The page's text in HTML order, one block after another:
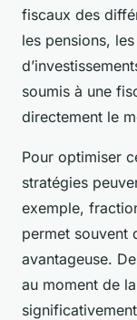
fiscaux des
les pensions,
soumis à une
directement le
Pour optimiser
stratégies
exemple,
permet souvent
avantageuse.
au moment de